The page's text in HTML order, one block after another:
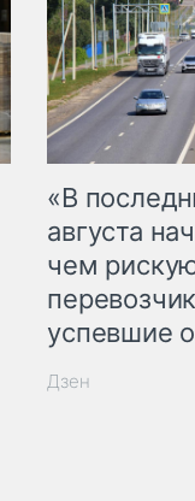
«В
августа
чем
успевшие
Дзен